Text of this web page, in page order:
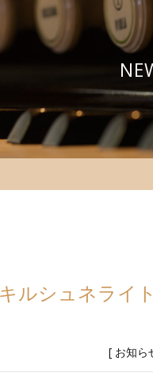
ルシュネライ
[ お知ら